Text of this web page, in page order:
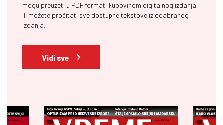
mogu preuzeti u PDF format, kupovinom digitalnog izdanja,
ili možete pročitati sve dostupne tekstove iz odabranog
izdanja.
Vidi sve